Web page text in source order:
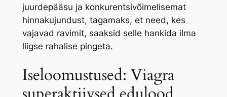
juurdepääsu ja konkurentsivõimelisemat
hinnakujundust, tagamaks, et need, kes
vajavad ravimit, saaksid selle hankida ilma
liigse rahalise pingeta.
Iseloomustused: Viagra